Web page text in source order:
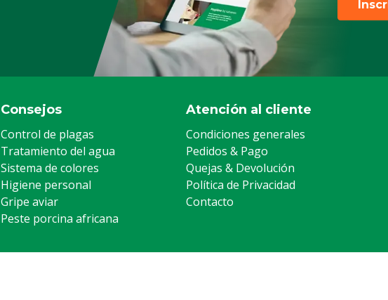
Consejos
Control de plagas
Tratamiento del agua
Sistema de colores
Higiene personal
Gripe aviar
Peste porcina africana
Atención al cliente
Condiciones generales
Pedidos & Pago
Quejas & Devolución
Política de Privacidad
Contacto